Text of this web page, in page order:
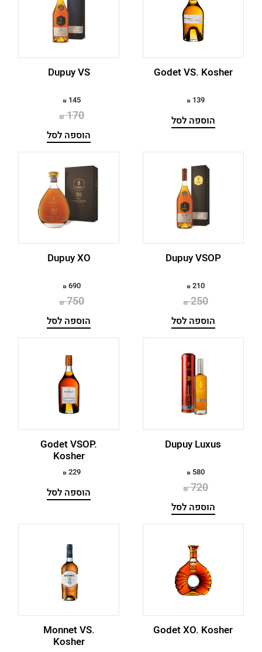
משתמש חדש/אורח200-500
500-1000
1000-5000
Godet VS. Kosher
139
הוספה לסל
Dupuy VS
145
170
הוספה לסל
Dupuy VSOP
210
250
הוספה לסל
Dupuy XO
690
750
הוספה לסל
Dupuy Luxus
580
720
הוספה לסל
Godet VSOP.
Kosher
229
הוספה לסל
Godet XO. Kosher
Monnet VS.
Kosher